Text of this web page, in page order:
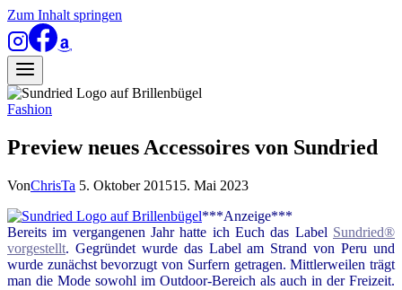
Zum Inhalt springen
Fashion
Preview neues Accessoires von Sundried
VonChrisTa 5. Oktober 201515. Mai 2023
***Anzeige***
Bereits im vergangenen Jahr hatte ich Euch das Label Sundried®
vorgestellt. Gegründet wurde das Label am Strand von Peru und
wurde zunächst bevorzugt von Surfern getragen. Mittlerweilen trägt
man die Mode sowohl im Outdoor-Bereich als auch in der Freizeit.